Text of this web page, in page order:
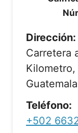
Dirección:
Carretera
Kilometro,
Guatemala
Teléfono:
+502